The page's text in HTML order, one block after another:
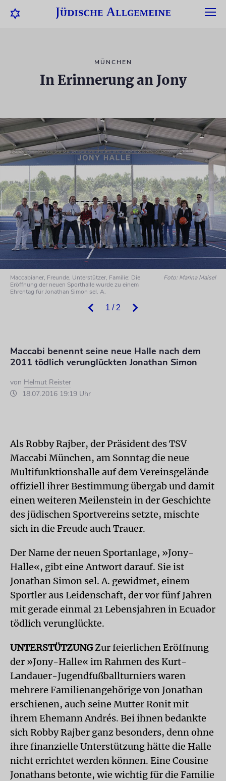
MÜNCHEN
In Erinnerung an Jony
1 / 2
Maccabianer, Freunde, Unterstützer, Familie: Die
Eröffnung der neuen Sporthalle wurde zu einem
Ehrentag für Jonathan Simon sel. A.
Foto: Marina Maisel
Maccabi benennt seine neue Halle nach dem
2011 tödlich verunglückten Jonathan Simon
von Helmut Reister
18.07.2016 19:19 Uhr
Als Robby Rajber, der Präsident des TSV
Maccabi München, am Sonntag die neue
Multifunktionshalle auf dem Vereinsgelände
offiziell ihrer Bestimmung übergab und damit
einen weiteren Meilenstein in der Geschichte
des jüdischen Sportvereins setzte, mischte
sich in die Freude auch Trauer.
Der Name der neuen Sportanlage, »Jony-
Halle«, gibt eine Antwort darauf. Sie ist
Jonathan Simon sel. A. gewidmet, einem
Sportler aus Leidenschaft, der vor fünf Jahren
mit gerade einmal 21 Lebensjahren in Ecuador
tödlich verunglückte.
UNTERSTÜTZUNGZur feierlichen Eröffnung
der »Jony-Halle« im Rahmen des Kurt-
Landauer-Jugendfußballturniers waren
mehrere Familienangehörige von Jonathan
erschienen, auch seine Mutter Ronit mit
ihrem Ehemann Andrés. Bei ihnen bedankte
sich Robby Rajber ganz besonders, denn ohne
ihre finanzielle Unterstützung hätte die Halle
nicht errichtet werden können. Eine Cousine
Jonathans betonte, wie wichtig für die Familie